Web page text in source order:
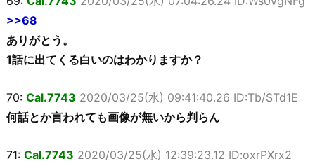
>>68
ありがとう。
1話に出てくる白いのはわかりますか？
70: Cal.7743 2020/03/25(水) 09:41:40.26 ID:Tb/STd1E
何話とか言われても画像が無いから判らん
71: Cal.7743 2020/03/25(水) 12:39:23.12 ID:oxrPXrx2